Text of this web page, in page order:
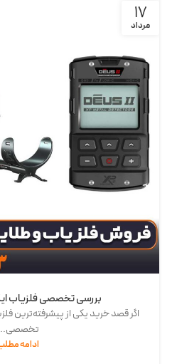
17
مرداد
بررسی تخصصی فلزیاب
اگر قصد خرید یکی از پیشرفته‌ترین
ادامه